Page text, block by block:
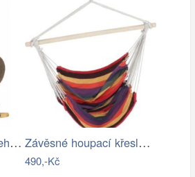
Houpací křeslo, světlehnědá látka /… Závěsné houpací křeslo Cozyz pásek…
490,-Kč